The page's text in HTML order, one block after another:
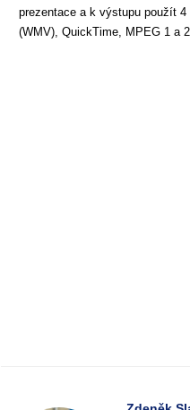
prezentace a k výstupu použít
(WMV), QuickTime, MPEG 1 a